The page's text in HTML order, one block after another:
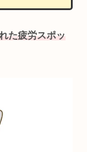
た疲労スポッ